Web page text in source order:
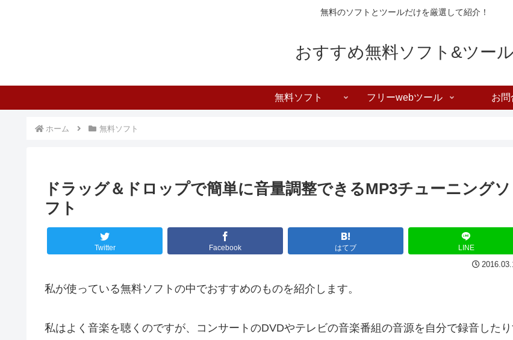
無料のソフトとツールだけを厳選して紹介！
おすすめ無料ソフト&ツール
無料ソフト フリーwebツール お問
ホーム 無料ソフト
ドラッグ＆ドロップで簡単に音量調整できるMP3チューニングソ
フト
Twitter Facebook はてブ LINE
私が使っている無料ソフトの中でおすすめのものを紹介します。
私はよく音楽を聴くのですが、コンサートのDVDやテレビの音楽番組の音源を自分で録音した